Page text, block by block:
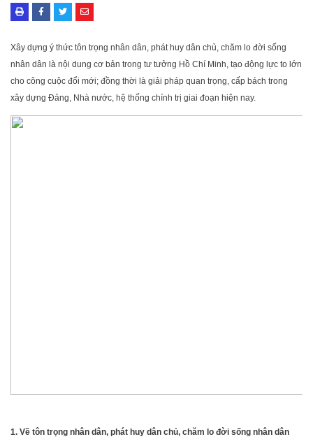
Xây dựng ý thức tôn trọng nhân dân, phát huy dân chủ, chăm lo đời sống
nhân dân là nội dung cơ bản trong tư tưởng Hồ Chí Minh, tạo động lực to lớn
cho công cuộc đổi mới; đồng thời là giải pháp quan trọng, cấp bách trong
xây dựng Đảng, Nhà nước, hệ thống chính trị giai đoạn hiện nay.
1. Về tôn trọng nhân dân, phát huy dân chủ, chăm lo đời sống nhân dân